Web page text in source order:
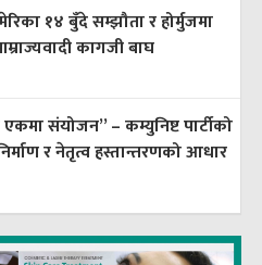
१४ बुँदे सम्झौता र होर्मुजमा
कागजी बाघ
संयोजन” – कम्युनिष्ट पार्टीको
र नेतृत्व हस्तान्तरणको आधार